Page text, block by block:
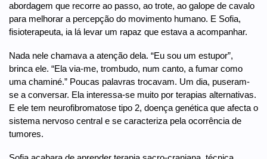
abordagem que recorre ao passo, ao trote, ao galope de cavalo
para melhorar a percepção do movimento humano. E Sofia,
fisioterapeuta, ia lá levar um rapaz que estava a acompanhar.
Nada nele chamava a atenção dela. “Eu sou um estupor”,
brinca ele. “Ela via-me, trombudo, num canto, a fumar como
uma chaminé.” Poucas palavras trocavam. Um dia, puseram-
se a conversar. Ela interessa-se muito por terapias alternativas.
E ele tem neurofibromatose tipo 2, doença genética que afecta o
sistema nervoso central e se caracteriza pela ocorrência de
tumores.